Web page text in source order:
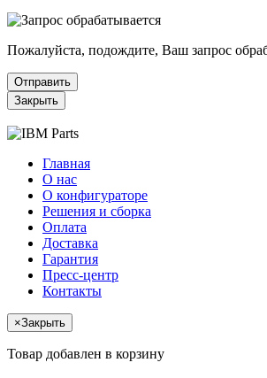
Пожалуйста, подождите, Ваш запрос
Отправить
Закрыть
Главная
О нас
О конфигураторе
Решения и сборка
Оплата
Доставка
Гарантия
Пресс-центр
Контакты
×Закрыть
Товар добавлен в корзину